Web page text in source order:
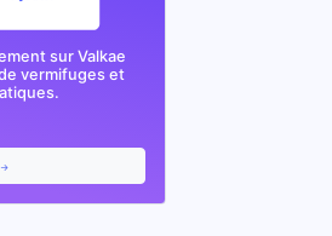
sur Valkae
vermifuges et